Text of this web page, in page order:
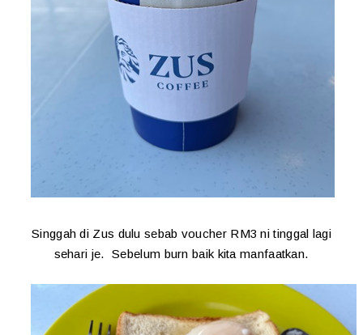
Singgah di Zus dulu sebab voucher RM3 ni tinggal lagi
sehari je. Sebelum burn baik kita manfaatkan.